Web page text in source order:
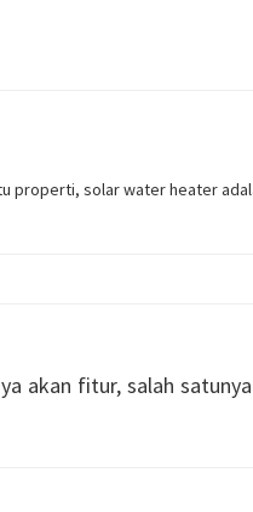
properti, solar water heater
akan fitur, salah